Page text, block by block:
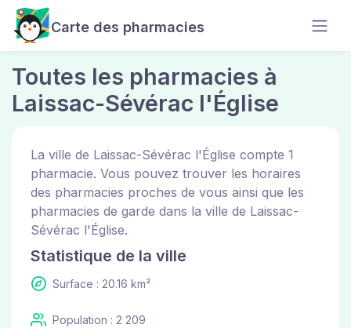
Carte des pharmacies
Toutes les pharmacies à
Laissac-Sévérac l'Église
La ville de Laissac-Sévérac l'Église compte 1
pharmacie. Vous pouvez trouver les horaires
des pharmacies proches de vous ainsi que les
pharmacies de garde dans la ville de Laissac-
Sévérac l'Église.
Statistique de la ville
Surface : 20.16 km²
Population : 2 209